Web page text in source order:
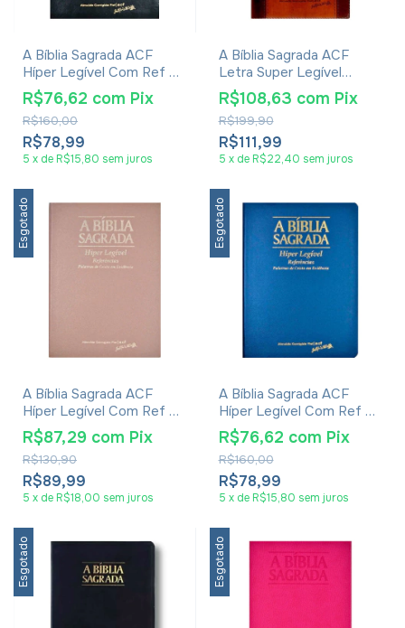
A Bíblia Sagrada ACF
Híper Legível Com Ref E
Palavras De Cristo Em
Evidência Luxo Preta
R$78,99
R$160,00
R$76,62 com Pix
5 x de R$15,80 sem juros
A Bíblia Sagrada ACF
Letra Super Legível
Referências Palavras De
Cristo Em Evidência Luxo
Marrom
R$111,99
R$199,90
R$108,63 com Pix
5 x de R$22,40 sem juros
Esgotado
A Bíblia Sagrada ACF
Híper Legível Com Ref E
Palavras De Cristo Em
Evidência Luxo Rose Gold
R$89,99
R$130,90
R$87,29 com Pix
5 x de R$18,00 sem juros
Esgotado
A Bíblia Sagrada ACF
Híper Legível Com Ref E
Palavras De Cristo Em
Evidência Luxo Azul
R$78,99
R$160,00
R$76,62 com Pix
5 x de R$15,80 sem juros
Esgotado Esgotado